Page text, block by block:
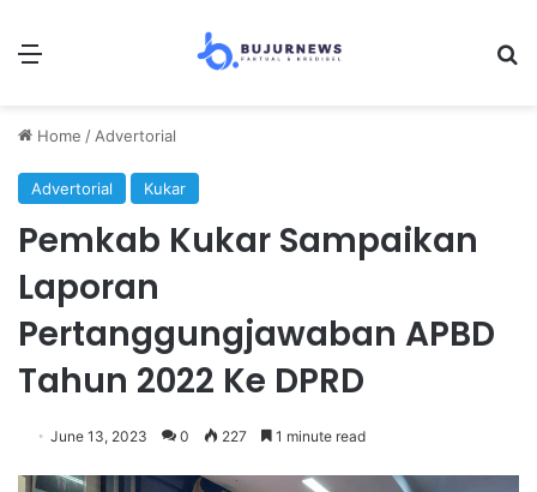
Menu
Home / Advertorial
Advertorial Kukar
Pemkab Kukar Sampaikan
Laporan
Pertanggungjawaban APBD
Tahun 2022 Ke DPRD
June 13, 2023 0 227 1 minute read